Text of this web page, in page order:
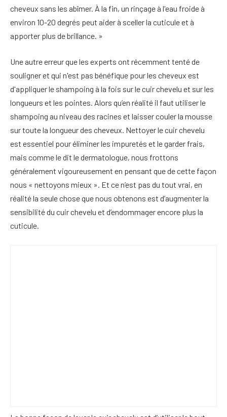
cheveux sans les abîmer. À la fin, un rinçage à l'eau froide à
environ 10-20 degrés peut aider à sceller la cuticule et à
apporter plus de brillance. »
Une autre erreur que les experts ont récemment tenté de
souligner et qui n'est pas bénéfique pour les cheveux est
d'appliquer le shampoing à la fois sur le cuir chevelu et sur les
longueurs et les pointes. Alors qu’en réalité il faut utiliser le
shampoing au niveau des racines et laisser couler la mousse
sur toute la longueur des cheveux. Nettoyer le cuir chevelu
est essentiel pour éliminer les impuretés et le garder frais,
mais comme le dit le dermatologue, nous frottons
généralement vigoureusement en pensant que de cette façon
nous « nettoyons mieux ». Et ce n’est pas du tout vrai, en
réalité la seule chose que nous obtenons est d’augmenter la
sensibilité du cuir chevelu et d’endommager encore plus la
cuticule.